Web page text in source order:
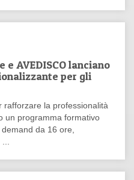
e AVEDISCO lanciano
per gli
rafforzare la professionalità
un programma formativo
da 16 ore,